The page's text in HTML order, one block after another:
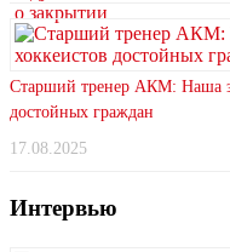
Старший тренер АКМ: Наша
достойных граждан
17.08.2025
Интервью